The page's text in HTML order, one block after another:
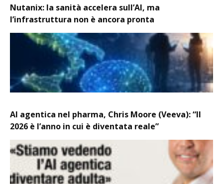
Nutanix: la sanità accelera sull’AI, ma
l’infrastruttura non è ancora pronta
AI agentica nel pharma, Chris Moore (Veeva): “Il
2026 è l’anno in cui è diventata reale”